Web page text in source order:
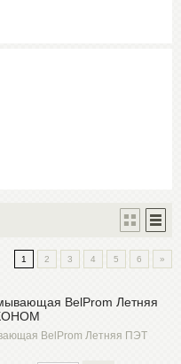
1 2 3 4 5 6 »
BelProm Летняя
BelProm Летняя ПЭТ